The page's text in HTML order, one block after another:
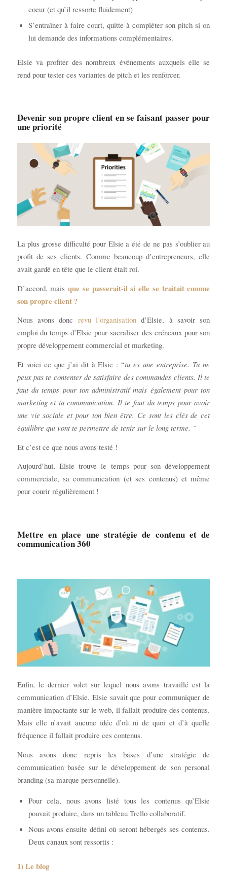
coeur (et qu’il ressorte fluidement)
S’entraîner à faire court, quitte à compléter son pitch si on
lui demande des informations complémentaires.
Elsie va profiter des nombreux événements auxquels elle se
rend pour tester ces variantes de pitch et les renforcer.
Devenir son propre client en se faisant passer pour
une priorité
La plus grosse difficulté pour Elsie a été de ne pas s’oublier au
profit de ses clients. Comme beaucoup d’entrepreneurs, elle
avait gardé en tête que le client était roi.
D’accord, maisque se passerait-il si elle se traitait comme
son propre client ?
Nous avons donc revu l’organisation d’Elsie, à savoir son
emploi du temps d’Elsie pour sacraliser des créneaux pour son
propre développement commercial et marketing.
Et voici ce que j’ai dit à Elsie : “tu es une entreprise. Tu ne
peux pas te contenter de satisfaire des commandes clients. Il te
faut du temps pour ton administratif mais également pour ton
marketing et ta communication. Il te faut du temps pour avoir
une vie sociale et pour ton bien être. Ce sont les clés de cet
équilibre qui vont te permettre de tenir sur le long terme. “
Et c’est ce que nous avons testé !
Aujourd’hui, Elsie trouve le temps pour son développement
commerciale, sa communication (et ses contenus) et même
pour courir régulièrement !
Mettre en place une stratégie de contenu et de
communication 360
Enfin, le dernier volet sur lequel nous avons travaillé est la
communication d’Elsie. Elsie savait que pour communiquer de
manière impactante sur le web, il fallait produire des contenus.
Mais elle n’avait aucune idée d’où ni de quoi et d’à quelle
fréquence il fallait produire ces contenus.
Nous avons donc repris les bases d’une stratégie de
communication basée sur le développement de son personal
branding (sa marque personnelle).
Pour cela, nous avons listé tous les contenus qu’Elsie
pouvait produire, dans un tableau Trello collaboratif.
Nous avons ensuite défini où seront hébergés ses contenus.
Deux canaux sont ressortis :
1) Le blog